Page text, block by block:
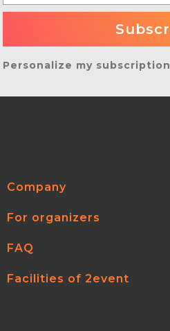
Personalize my subscription
Company
For organizers
FAQ
Facilities of 2event